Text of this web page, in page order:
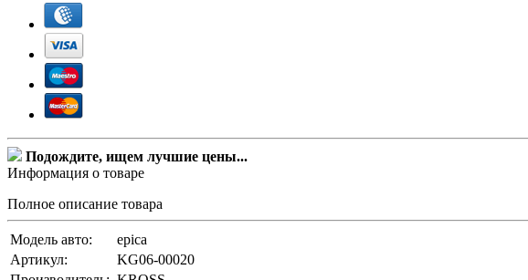
Подождите, ищем лучшие цены...
Информация о товаре
Полное описание товара
Модель авто:
epica
Артикул:
KG06-00020